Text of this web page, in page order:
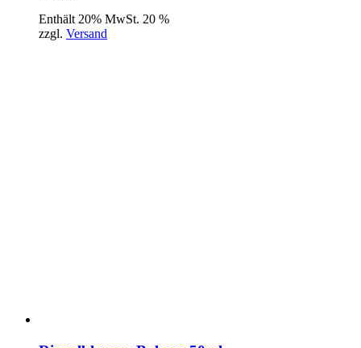
Enthält 20% MwSt. 20 %
zzgl. Versand